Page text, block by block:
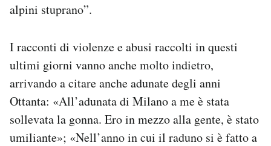
alpini stuprano”.
I racconti di violenze e abusi raccolti in questi
ultimi giorni vanno anche molto indietro,
arrivando a citare anche adunate degli anni
Ottanta: «All’adunata di Milano a me è stata
sollevata la gonna. Ero in mezzo alla gente, è stato
umiliante»; «Nell’anno in cui il raduno si è fatto a